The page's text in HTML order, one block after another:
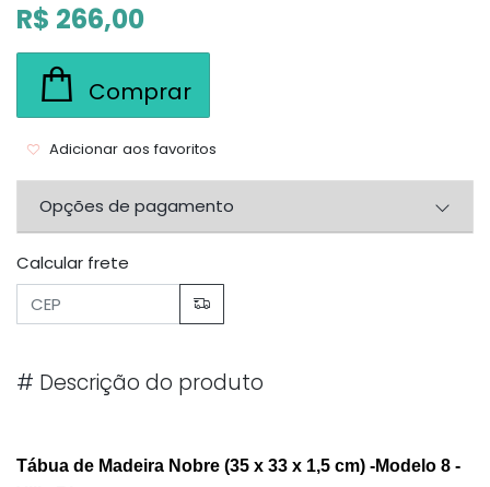
R$ 266,00
Comprar
Adicionar aos favoritos
Opções de pagamento
Calcular frete
# Descrição do produto
Tábua de Madeira Nobre (35 x 33 x 1,5 cm) -Modelo 8 -